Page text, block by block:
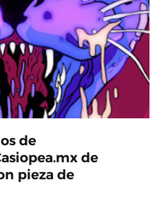
de
de
pieza de